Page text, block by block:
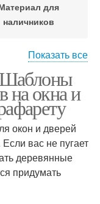
для
наличников
Показать все
на окна и
окон и дверей
вас не пугает
деревянные
придумать